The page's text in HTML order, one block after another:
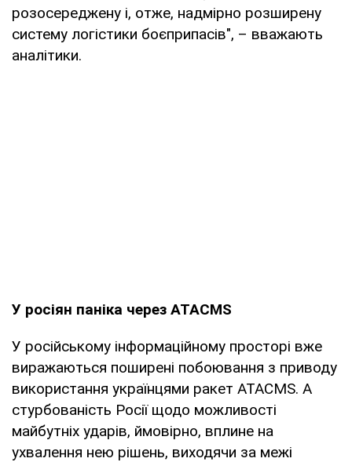
розосереджену і, отже, надмірно розширену
систему логістики боєприпасів", – вважають
аналітики.
У росіян паніка через ATACMS
У російському інформаційному просторі вже
виражаються поширені побоювання з приводу
використання українцями ракет ATACMS. А
стурбованість Росії щодо можливості
майбутніх ударів, ймовірно, вплине на
ухвалення нею рішень, виходячи за межі